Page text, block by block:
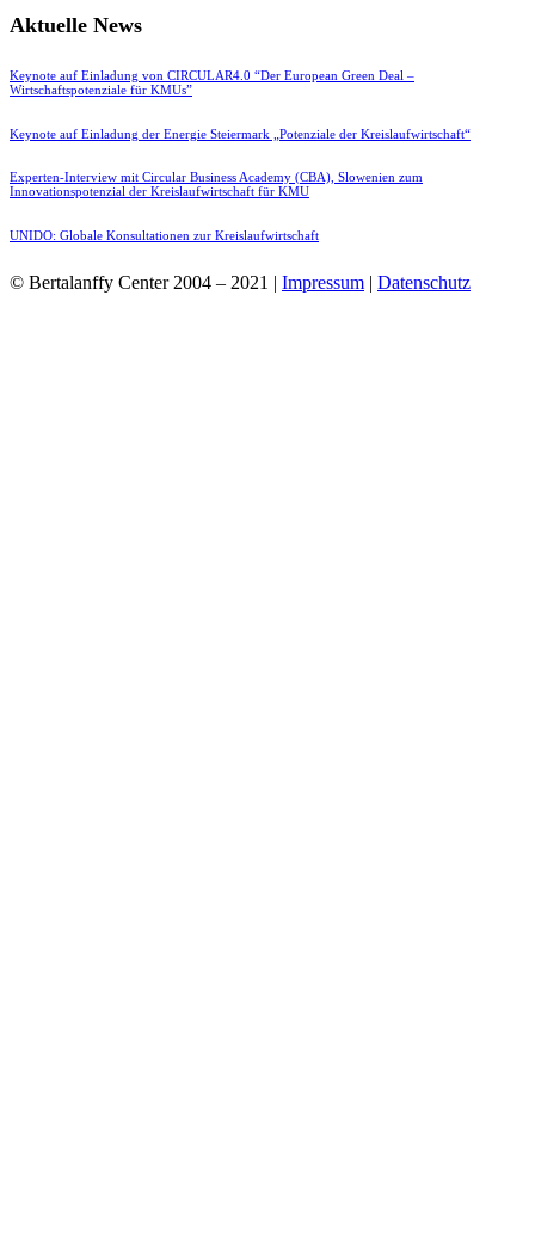
Aktuelle News
Keynote auf Einladung von CIRCULAR4.0 “Der European Green Deal –
Wirtschaftspotenziale für KMUs”
Keynote auf Einladung der Energie Steiermark „Potenziale der Kreislaufwirtschaft“
Experten-Interview mit Circular Business Academy (CBA), Slowenien zum
Innovationspotenzial der Kreislaufwirtschaft für KMU
UNIDO: Globale Konsultationen zur Kreislaufwirtschaft
© Bertalanffy Center 2004 – 2021 | Impressum | Datenschutz